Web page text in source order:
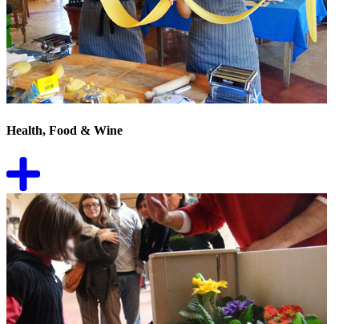
Health, Food & Wine